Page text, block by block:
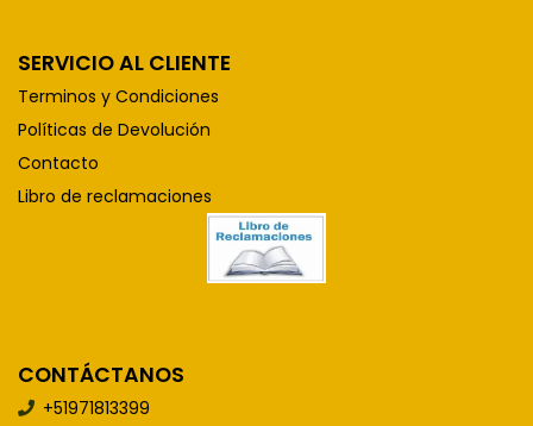
SERVICIO AL CLIENTE
Terminos y Condiciones
Políticas de Devolución
Contacto
Libro de reclamaciones
CONTÁCTANOS
+51971813399